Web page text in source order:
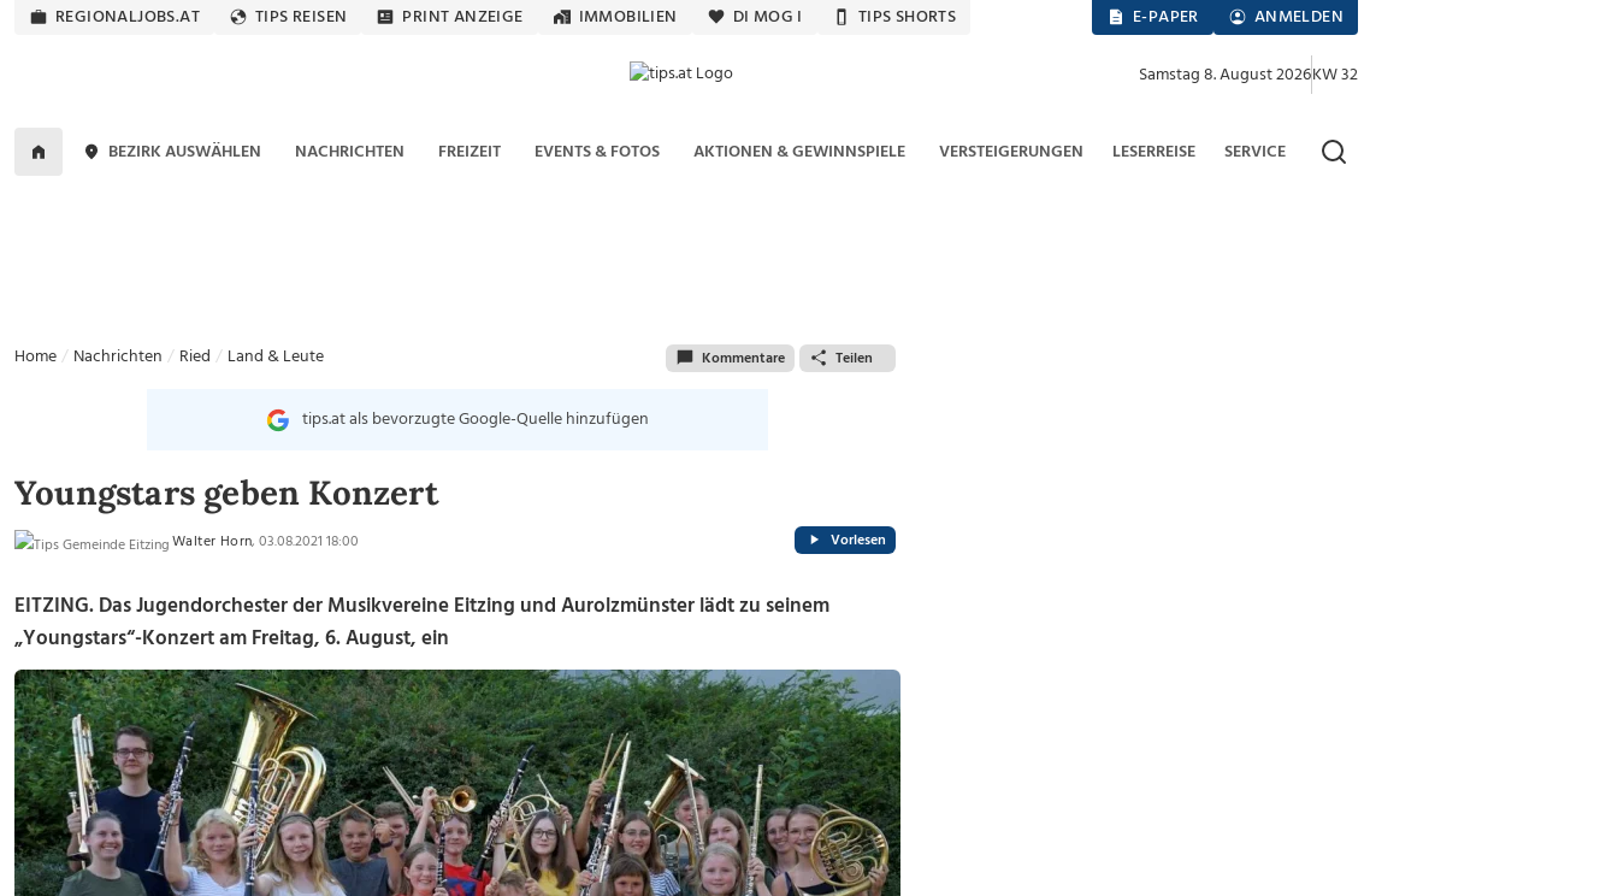
REGIONALJOBS.AT TIPS REISEN PRINT ANZEIGE IMMOBILIEN DI MOG I TIPS SHORTS E-PAPER ANMELDEN
Samstag 8. August 2026KW 32
BEZIRK AUSWÄHLEN NACHRICHTEN FREIZEIT EVENTS & FOTOS AKTIONEN & GEWINNSPIELE VERSTEIGERUNGEN LESERREISE SERVICE
Home Nachrichten Ried Land & Leute Kommentare Teilen
tips.at als bevorzugte Google-Quelle hinzufügen
Youngstars geben Konzert
Walter Horn, 03.08.2021 18:00 Vorlesen
EITZING. Das Jugendorchester der Musikvereine Eitzing und Aurolzmünster lädt zu seinem
„Youngstars“-Konzert am Freitag, 6. August, ein